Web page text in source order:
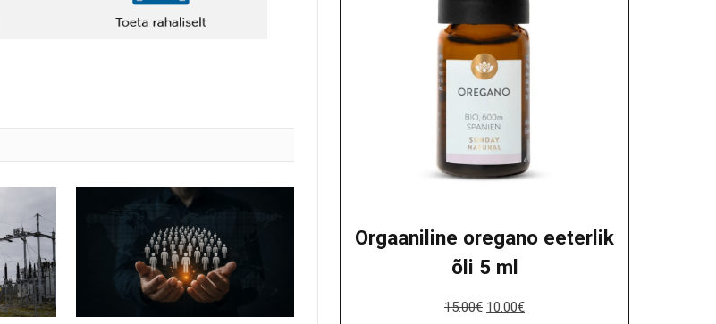
Orgaaniline oregano eeterlik
õli 5 ml
15.00€ 10.00€